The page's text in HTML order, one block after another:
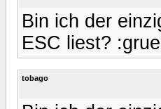
Bin ich der
ESC liest?
tobago